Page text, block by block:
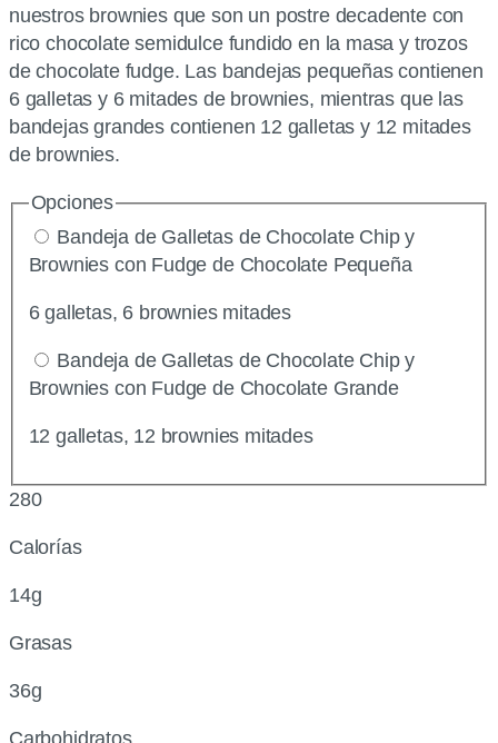
nuestros brownies que son un postre decadente con
rico chocolate semidulce fundido en la masa y trozos
de chocolate fudge. Las bandejas pequeñas contienen
6 galletas y 6 mitades de brownies, mientras que las
bandejas grandes contienen 12 galletas y 12 mitades
de brownies.
Opciones
Bandeja de Galletas de Chocolate Chip y
Brownies con Fudge de Chocolate Pequeña
6 galletas, 6 brownies mitades
Bandeja de Galletas de Chocolate Chip y
Brownies con Fudge de Chocolate Grande
12 galletas, 12 brownies mitades
280
Calorías
14g
Grasas
36g
Carbohidratos